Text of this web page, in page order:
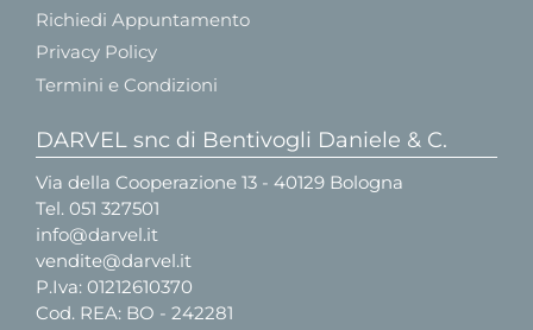
Richiedi Appuntamento
Privacy Policy
Termini e Condizioni
DARVEL snc di Bentivogli Daniele & C.
Via della Cooperazione 13 - 40129 Bologna
Tel. 051 327501
info@darvel.it
vendite@darvel.it
P.Iva: 01212610370
Cod. REA: BO - 242281